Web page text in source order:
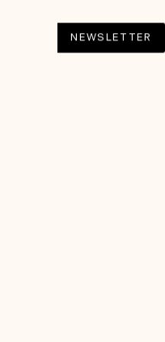
NEWSLETTER